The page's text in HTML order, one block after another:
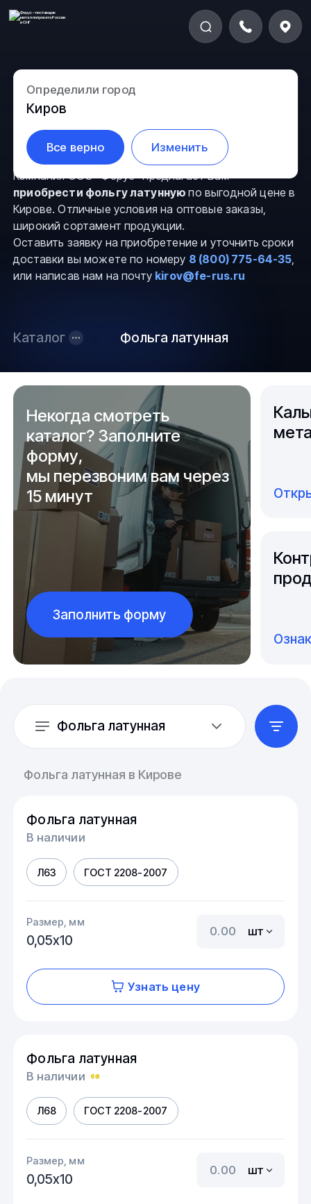
Определили город
Киров
Все верно Изменить
Фольга латунная в
Кирове
Компания ООО “Ферус” предлагает Вам
приобрести фольгу латуннуюпо выгодной цене в
Кирове. Отличные условия на оптовые заказы,
широкий сортамент продукции.
Оставить заявку на приобретение и уточнить сроки
доставки вы можете по номеру 8 (800) 775-64-35,
или написав нам на почту kirov@fe-rus.ru
Каталог Фольга латунная
Некогда смотреть
каталог? Заполните
форму,
мы перезвоним вам через
15 минут
Заполнить форму
Фольга латунная
Фольга латунная в Кирове
Фольга латунная
В наличии
Л63 ГОСТ 2208-2007
Размер, мм
0,05х10
шт
Узнать цену
Фольга латунная
В наличии
Л68 ГОСТ 2208-2007
Размер, мм
0,05х10
шт